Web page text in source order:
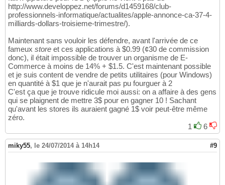
http://www.developpez.net/forums/d1459168/club-
professionnels-informatique/actualites/apple-annonce-ca-37-4-
milliards-dollars-troisieme-trimestre/).
Maintenant sans vouloir les défendre, avant l'arrivée de ce
fameux store et ces applications à $0.99 (¢30 de commission
donc), il était impossible de trouver un organisme de E-
Commerce à moins de 14% + $1.5. C'est maintenant possible
et je suis content de vendre de petits utilitaires (pour Windows)
en quantité à $1 que je n'aurait pas pu fourguer à 2
C'est ça que je trouve ridicule moi aussi: on a affaire à des gens
qui se plaignent de mettre 3$ pour en gagner 10 ! Sachant
qu'avant les stores ils auraient gagné 1$ voir peut-être même
zéro.
1
6
miky55, le 24/07/2014 à 14h14 #9